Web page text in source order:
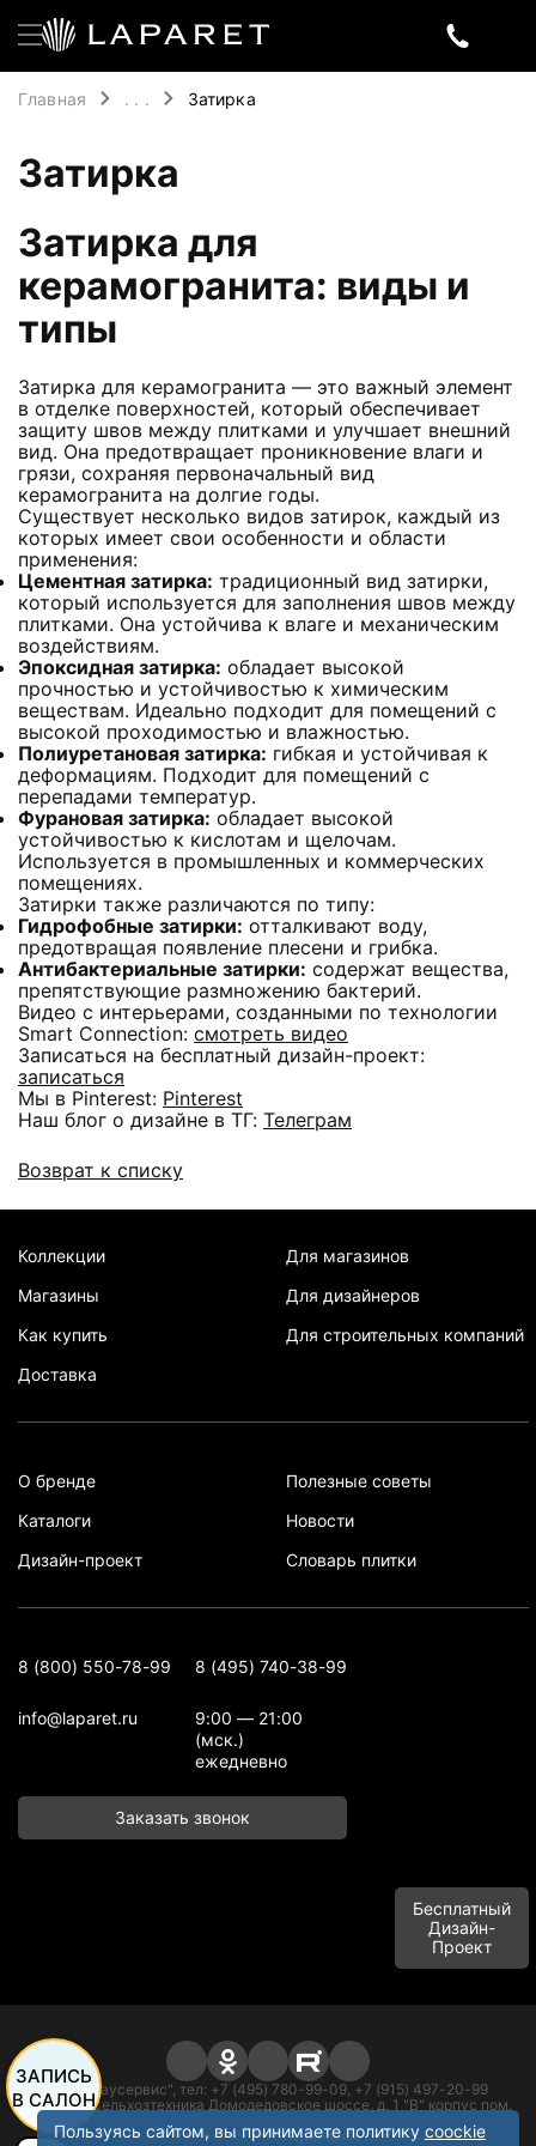
Главная . . . Затирка
Затирка
Затирка для
керамогранита: виды и
типы
Затирка для керамогранита — это важный элемент
в отделке поверхностей, который обеспечивает
защиту швов между плитками и улучшает внешний
вид. Она предотвращает проникновение влаги и
грязи, сохраняя первоначальный вид
керамогранита на долгие годы.
Существует несколько видов затирок, каждый из
которых имеет свои особенности и области
применения:
Цементная затирка: традиционный вид затирки,
который используется для заполнения швов между
плитками. Она устойчива к влаге и механическим
воздействиям.
Эпоксидная затирка: обладает высокой
прочностью и устойчивостью к химическим
веществам. Идеально подходит для помещений с
высокой проходимостью и влажностью.
Полиуретановая затирка: гибкая и устойчивая к
деформациям. Подходит для помещений с
перепадами температур.
Фурановая затирка: обладает высокой
устойчивостью к кислотам и щелочам.
Используется в промышленных и коммерческих
помещениях.
Затирки также различаются по типу:
Гидрофобные затирки: отталкивают воду,
предотвращая появление плесени и грибка.
Антибактериальные затирки: содержат вещества,
препятствующие размножению бактерий.
Видео с интерьерами, созданными по технологии
Smart Connection: смотреть видео
Записаться на бесплатный дизайн-проект:
записаться
Мы в Pinterest: Pinterest
Наш блог о дизайне в ТГ: Телеграм
Возврат к списку
Коллекции
Магазины
Как купить
Доставка
Для магазинов
Для дизайнеров
Для строительных компаний
О бренде
Каталоги
Дизайн-проект
Полезные советы
Новости
Словарь плитки
8 (800) 550-78-99 8 (495) 740-38-99
info@laparet.ru
9:00 — 21:00
(мск.)
ежедневно
Заказать звонок
Бесплатный
Дизайн-
Проект
ООО "Баусервис", тел: +7 (495) 780-99-09, +7 (915) 497-20-99
Адрес: п. Сельхозтехника Домодедовское шоссе, д. 1 "В" корпус пом.
офисного типа, этаж 1 Подольск, Московская область 142116, Россия
Политика конфиденциальности
ЗАПИСЬ
В САЛОН
Пользуясь сайтом, вы принимаете политику coockie